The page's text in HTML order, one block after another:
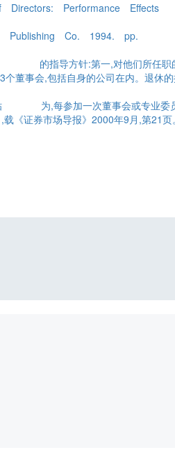
Performance Effects
Publishing Co. 1994. pp.
名 的指导方针:第一,对他们所任职
事会,包括自身的公司在内。退休
贴 为,每参加一次董事会或专业委
《证券市场导报》2000年9月,第21页。